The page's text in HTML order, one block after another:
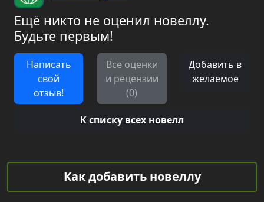
Ещё никто не оценил новеллу.
Будьте первым!
Написать
свой
отзыв!
Все оценки
и рецензии
(0)
Добавить в
желаемое
К списку всех новелл
Как добавить новеллу